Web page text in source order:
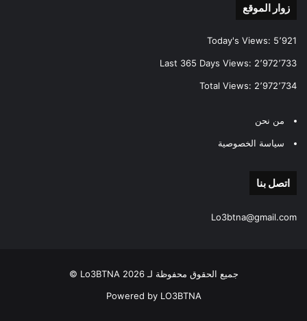
زوار الموقع
Today's Views: 5٬921
Last 365 Days Views: 2٬972٬733
Total Views: 2٬972٬734
من نحن
سياسة الخصوصية
اتصل بنا
Lo3btna@gmail.com
جميع الحقوق محفوظة لـ Lo3BTNA 2026 ©
Powered by LO3BTNA